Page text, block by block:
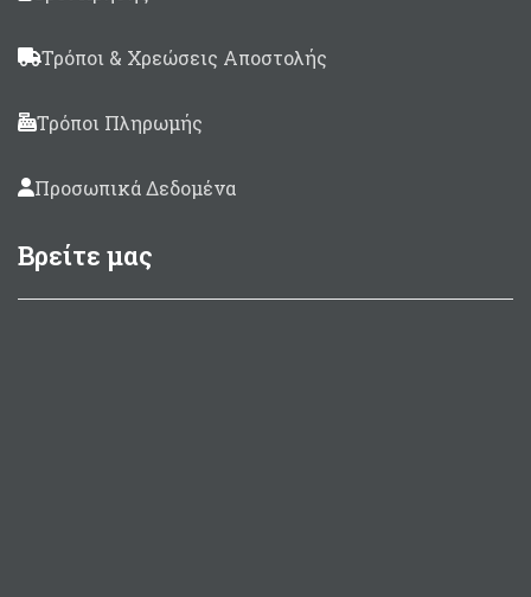
Τρόποι & Χρεώσεις Αποστολής
Τρόποι Πληρωμής
Προσωπικά Δεδομένα
Βρείτε μας